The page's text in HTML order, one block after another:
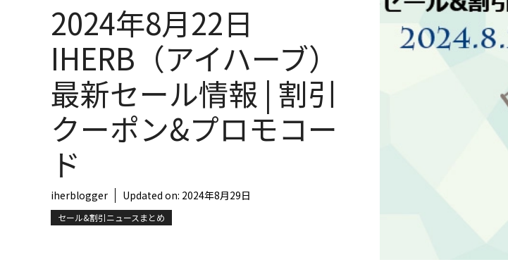
2024年8月22日
IHERB（アイハーブ）
最新セール情報 | 割引
クーポン&プロモコー
ド
iherblogger Updated on: 2024年8月29日
セール&割引ニュースまとめ